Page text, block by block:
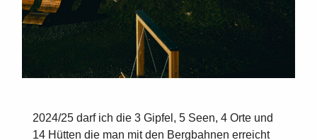
2024/25 darf ich die 3 Gipfel, 5 Seen, 4 Orte und
14 Hütten die man mit den Bergbahnen erreicht